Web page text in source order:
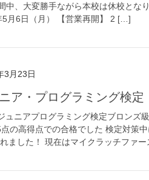
中、大変勝手ながら本校は休校とな
5月6日（月） 【営業再開】 2 […]
3月23日
ニア・プログラミング検
ュニアプログラミング検定ブロンズ
の高得点での合格でした 検定対策
ました！ 現在はマイクラッチファ